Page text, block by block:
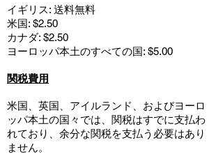
イギリス: 送料無料
米国: $2.50
カナダ: $2.50
ヨーロッパ本土のすべての国: $5.00
関税費用
米国、英国、アイルランド、およびヨーロ
ッパ本土の国々では、関税はすでに支払わ
れており、余分な関税を支払う必要はあり
ません。